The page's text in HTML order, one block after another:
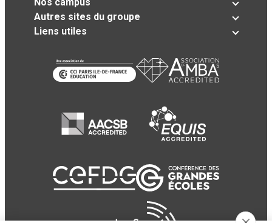
Nos campus
Autres sites du groupe
Liens utiles